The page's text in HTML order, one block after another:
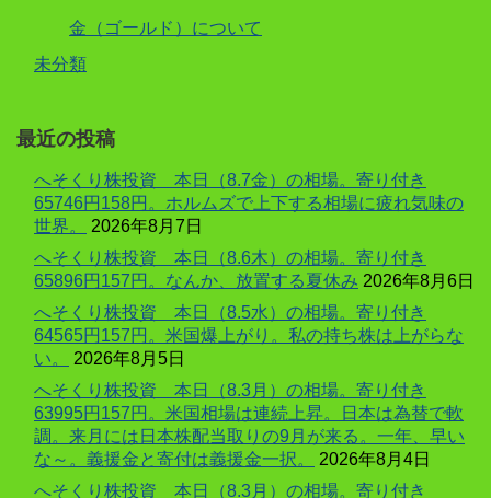
金（ゴールド）について
未分類
最近の投稿
へそくり株投資 本日（8.7金）の相場。寄り付き
65746円158円。ホルムズで上下する相場に疲れ気味の
世界。
2026年8月7日
へそくり株投資 本日（8.6木）の相場。寄り付き
65896円157円。なんか、放置する夏休み 2026年8月6日
へそくり株投資 本日（8.5水）の相場。寄り付き
64565円157円。米国爆上がり。私の持ち株は上がらな
い。
2026年8月5日
へそくり株投資 本日（8.3月）の相場。寄り付き
63995円157円。米国相場は連続上昇。日本は為替で軟
調。来月には日本株配当取りの9月が来る。一年、早い
な～。義援金と寄付は義援金一択。
2026年8月4日
へそくり株投資 本日（8.3月）の相場。寄り付き